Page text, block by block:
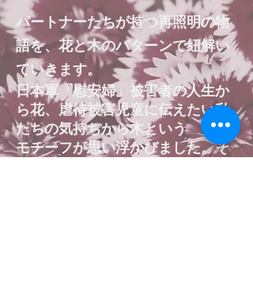
パートナーたちが持つ再照明の物
語を、花と木のパターンで紐解い
ていきます。
日本軍「慰安婦」被害者の人生か
ら花、虐待被害児童に伝えたい私
たちの気持ちから木という
モチーフが思い浮かびました。そ